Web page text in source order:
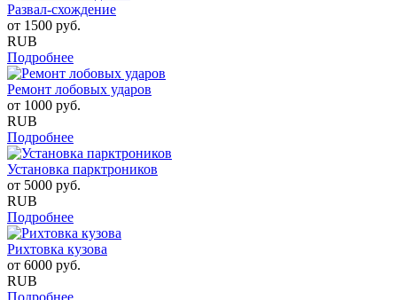
Развал-схождение
от 1500 руб.
RUB
Подробнее
Ремонт лобовых ударов
от 1000 руб.
RUB
Подробнее
Установка парктроников
от 5000 руб.
RUB
Подробнее
Рихтовка кузова
от 6000 руб.
RUB
Подробнее